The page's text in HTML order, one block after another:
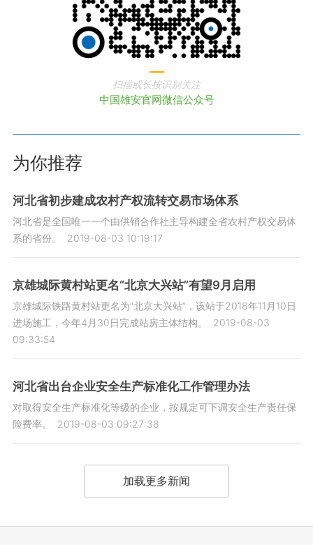
扫描或长按识别关注
中国雄安官网微信公众号
为你推荐
河北省初步建成农村产权流转交易市场体系
河北省是全国唯一一个由供销合作社主导构建全省农村产权交易体
系的省份。
2019-08-03 10:19:17
京雄城际黄村站更名“北京大兴站”有望9月启用
京雄城际铁路黄村站更名为“北京大兴站”，该站于2018年11月10日
进场施工，今年4月30日完成站房主体结构。
2019-08-03
09:33:54
河北省出台企业安全生产标准化工作管理办法
对取得安全生产标准化等级的企业，按规定可下调安全生产责任保
险费率。
2019-08-03 09:27:38
加载更多新闻